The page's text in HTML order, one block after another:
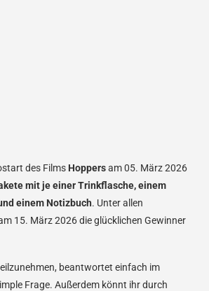
des Films Hoppersam 05. März 2026
mit je einer Trinkflasche, einem
einem Notizbuch. Unter allen
15. März 2026 die glücklichen Gewinner
beantwortet einfach im
Frage. Außerdem könnt ihr durch